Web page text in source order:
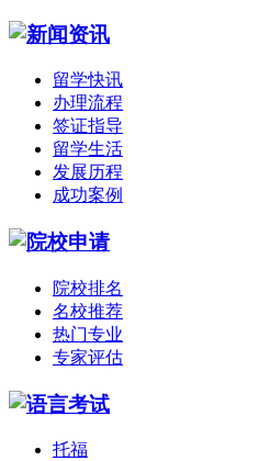
留学快讯
办理流程
签证指导
留学生活
发展历程
成功案例
院校排名
名校推荐
热门专业
专家评估
托福